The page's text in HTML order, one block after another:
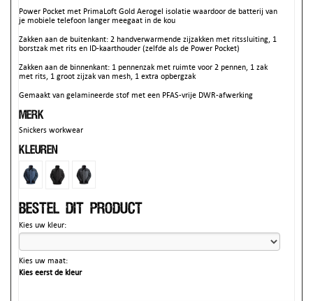
Power Pocket met PrimaLoft Gold Aerogel isolatie waardoor de batterij van
je mobiele telefoon langer meegaat in de kou
Zakken aan de buitenkant: 2 handverwarmende zijzakken met ritssluiting, 1
borstzak met rits en ID-kaarthouder (zelfde als de Power Pocket)
Zakken aan de binnenkant: 1 pennenzak met ruimte voor 2 pennen, 1 zak
met rits, 1 groot zijzak van mesh, 1 extra opbergzak
Gemaakt van gelamineerde stof met een PFAS-vrije DWR-afwerking
Merk
Snickers workwear
Kleuren
Bestel dit product
Kies uw kleur:
Kies uw maat:
Kies eerst de kleur